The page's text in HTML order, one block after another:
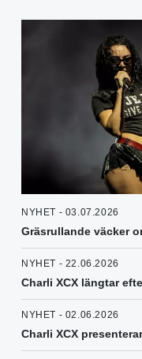
NYHET - 03.07.2026
Gräsrullande väcker
NYHET - 22.06.2026
Charli XCX längtar
NYHET - 02.06.2026
Charli XCX